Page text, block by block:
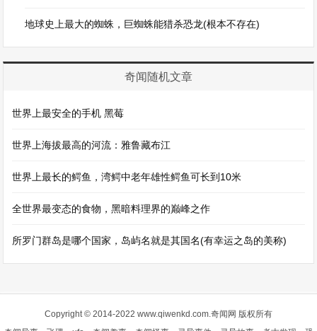
地球史上最大的蜘蛛，巨蜘蛛能猎杀恐龙(根本不存在)
奇闻随机文章
世界上最安全的手机 黑莓
世界上海拔最高的河流：雅鲁藏布江
世界上最长的鳄鱼，湾鳄中老年雄性鳄鱼可长到10米
全世界最变态的食物，黑暗料理界的巅峰之作
所罗门群岛是哪个国家，岛屿名就是其国名(有幸运之岛的美称)
Copyright © 2014-2022 www.qiwenkd.com.奇闻网 版权所有